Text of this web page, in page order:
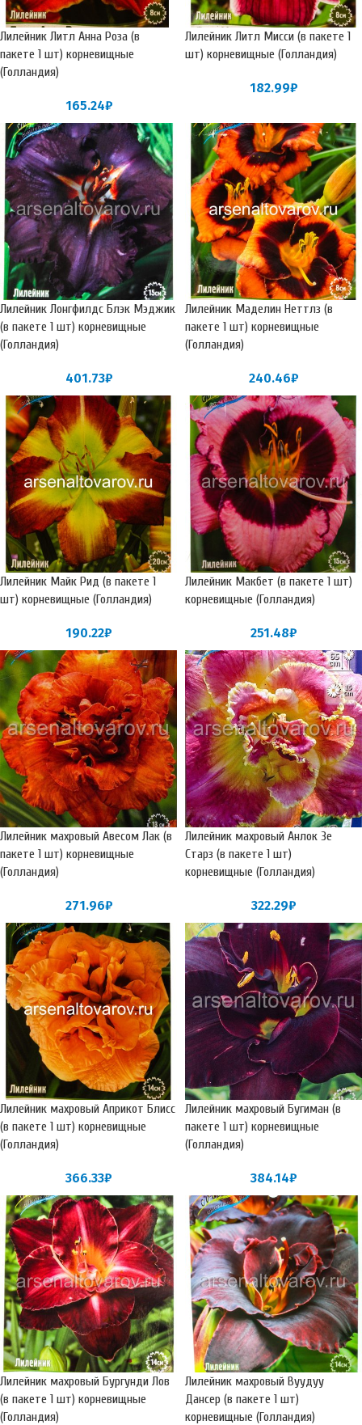
Лилейник Литл Анна Роза (в
пакете 1 шт) корневищные
(Голландия)
165.24₽
Лилейник Литл Мисси (в пакете 1
шт) корневищные (Голландия)
182.99₽
Лилейник Лонгфилдс Блэк Мэджик
(в пакете 1 шт) корневищные
(Голландия)
401.73₽
Лилейник Маделин Неттлз (в
пакете 1 шт) корневищные
(Голландия)
240.46₽
Лилейник Майк Рид (в пакете 1
шт) корневищные (Голландия)
190.22₽
Лилейник Макбет (в пакете 1 шт)
корневищные (Голландия)
251.48₽
Лилейник махровый Авесом Лак (в
пакете 1 шт) корневищные
(Голландия)
271.96₽
Лилейник махровый Анлок Зе
Старз (в пакете 1 шт)
корневищные (Голландия)
322.29₽
Лилейник махровый Априкот Блисс
(в пакете 1 шт) корневищные
(Голландия)
366.33₽
Лилейник махровый Бугиман (в
пакете 1 шт) корневищные
(Голландия)
384.14₽
Лилейник махровый Бургунди Лов
(в пакете 1 шт) корневищные
(Голландия)
Лилейник махровый Вуудуу
Дансер (в пакете 1 шт)
корневищные (Голландия)